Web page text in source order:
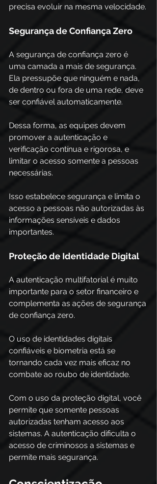
precisa evoluir na mesma velocidade.
Segurança de Confiança Zero
A segurança de confiança zero é
uma camada a mais de segurança.
Ela pressupõe que ninguém e nada,
de dentro ou fora de uma rede, deve
ser confiável automaticamente.
Dessa forma, as equipes devem
promover a autenticação e
verificação contínua e rigorosa, e
limitar o acesso somente a pessoas
necessárias.
Isso estabelece segurança e limita o
acesso a pessoas não autorizadas às
informações sensíveis e dados
importantes.
Proteção de Identidade Digital
A autenticação multifatorial é muito
importante para o setor financeiro e
complementa as ações de segurança
de confiança zero.
O uso de identidades digitais
confiáveis e biometria está se
tornando cada vez mais eficaz no
combate ao roubo de identidade.
Com o uso da proteção digital, você
permite que somente pessoas
autorizadas tenham acesso aos
sistemas. A autenticação dificulta o
acesso de criminosos a sistemas e
permite mais segurança.